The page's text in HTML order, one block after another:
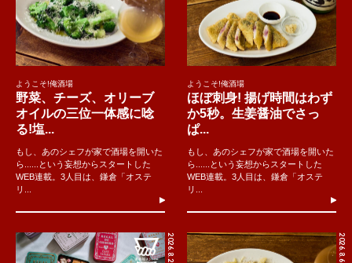
ようこそ!俺酒場
野菜、チーズ、オリーブ
オイルの三位一体感に唸
る!塩...
もし、あのシェフが家で酒場を開いた
ら......という妄想からスタートした
WEB連載。3人目は、鎌倉「オステ
リ...
ようこそ!俺酒場
ほぼ刺身! 揚げ時間はわず
か5秒。生姜醤油でさっ
ぱ...
もし、あのシェフが家で酒場を開いた
ら......という妄想からスタートした
WEB連載。3人目は、鎌倉「オステ
リ...
2026.8.2 2026.8.6